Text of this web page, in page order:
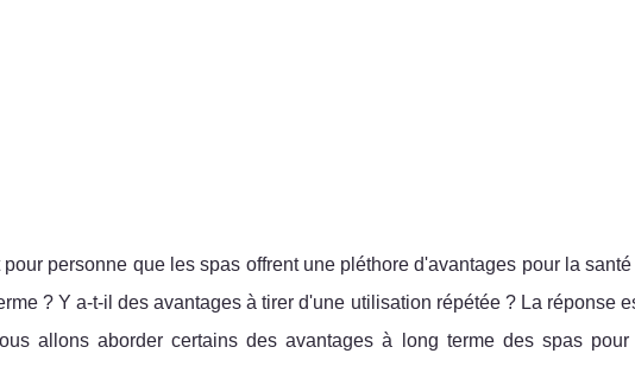
personne que les spas offrent une pléthore d'avantages pour la
? Y a-t-il des avantages à tirer d'une utilisation répétée ? La réponse
allons aborder certains des avantages à long terme des spas pour